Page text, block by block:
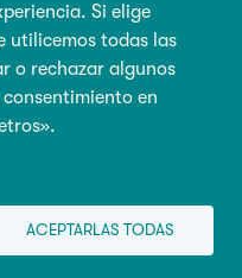
Si elige
utilicemos todas las
o rechazar algunos
en
ACEPTARLAS TODAS